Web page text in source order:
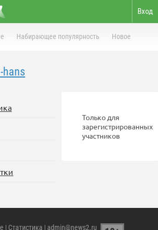
Вход
Набирающее популярность Новое
hans
Только для
зарегистрированных
участников
| Статистика | admin@news2.ru